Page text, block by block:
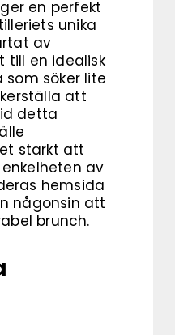
en perfekt
unika
av
till en idealisk
söker lite
att
detta
starkt att
av
hemsida
någonsin att
brunch.